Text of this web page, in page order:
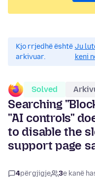
Kjo rrjedhë është
arkivuar.
Ju
keni
Solved
Searching
"AI controls"
to disable the
support page
4përgjigje 3e kanë